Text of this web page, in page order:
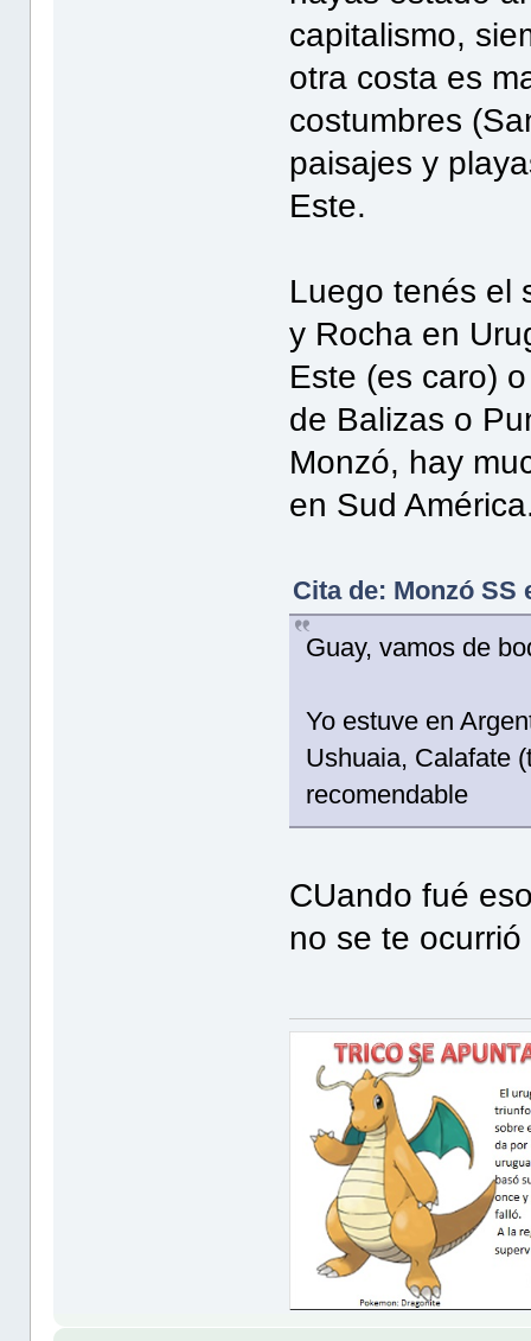
capitalismo,
otra costa es
costumbres
paisajes y
Este.
Luego tenés el
y Rocha en
Este (es caro)
de Balizas o
Monzó, hay
en Sud
Cita de: Monzó SS
Guay, vamos de
Yo estuve en
Ushuaia, Calafate
recomendable
CUando fué
no se te